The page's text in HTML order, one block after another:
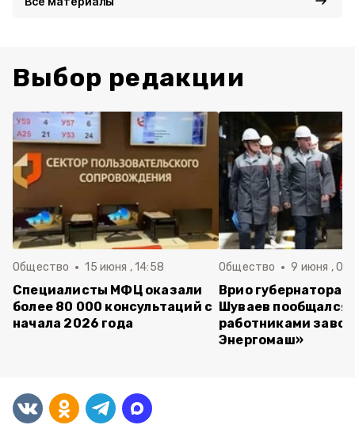
Выбор редакции
Общество 15 июня , 14:58
Специалисты МФЦ оказали
более 80 000 консультаций с
начала 2026 года
Общество 9 июня ,
Врио губернатора
Шуваев пообщался
работниками
Энергомаш»